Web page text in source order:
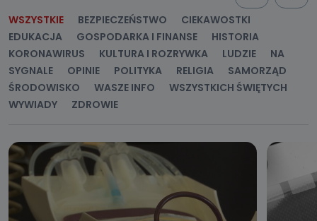
WSZYSTKIE BEZPIECZEŃSTWO
CIEKAWOSTKI
EDUKACJA
GOSPODARKA I FINANSE
HISTORIA
KORONAWIRUS
KULTURA I ROZRYWKA LUDZIE
NA
SYGNALE
OPINIE POLITYKA RELIGIA
SAMORZĄD
ŚRODOWISKO
WASZE INFO
WSZYSTKICH ŚWIĘTYCH
WYWIADY
ZDROWIE